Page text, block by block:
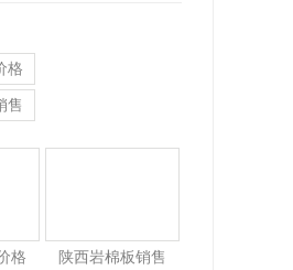
中好的建筑保温板发泡水泥保温板销售
格
售
格 陕西岩棉板销售